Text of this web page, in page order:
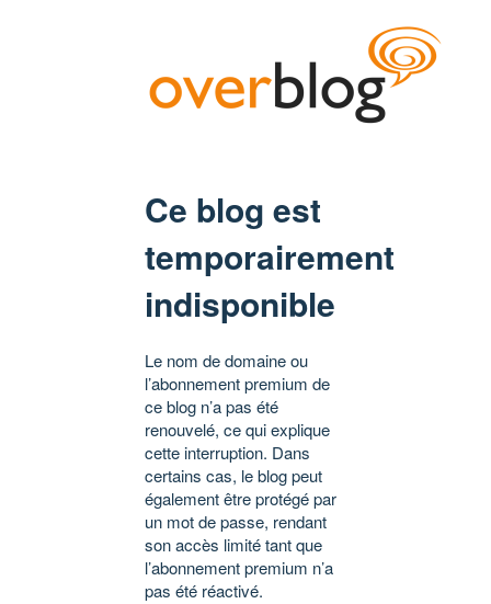
Ce blog est
temporairement
indisponible
Le nom de domaine ou
l’abonnement premium de
ce blog n’a pas été
renouvelé, ce qui explique
cette interruption. Dans
certains cas, le blog peut
également être protégé par
un mot de passe, rendant
son accès limité tant que
l’abonnement premium n’a
pas été réactivé.